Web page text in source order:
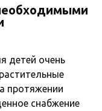
детей очень
протяжении
снабжение